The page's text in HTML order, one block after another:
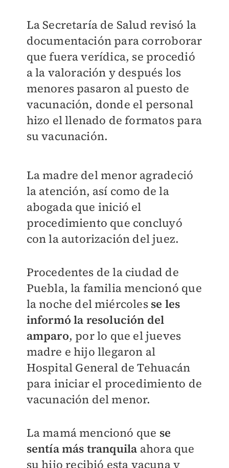
La Secretaría de Salud revisó la
documentación para corroborar
que fuera verídica, se procedió
a la valoración y después los
menores pasaron al puesto de
vacunación, donde el personal
hizo el llenado de formatos para
su vacunación.
La madre del menor agradeció
la atención, así como de la
abogada que inició el
procedimiento que concluyó
con la autorización del juez.
Procedentes de la ciudad de
Puebla, la familia mencionó que
la noche del miércoles se les
informó la resolución del
amparo, por lo que el jueves
madre e hijo llegaron al
Hospital General de Tehuacán
para iniciar el procedimiento de
vacunación del menor.
La mamá mencionó que se
sentía más tranquila ahora que
su hijo recibió esta vacuna y